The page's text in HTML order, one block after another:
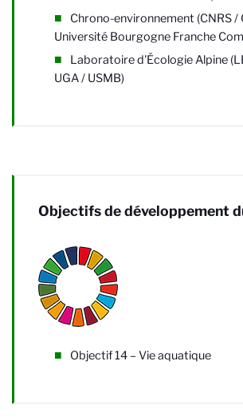
Chrono-environnement (CNRS /
Université Bourgogne Franche
Laboratoire d'Écologie Alpine
UGA / USMB)
Objectifs de développement
Objectif 14 – Vie aquatique